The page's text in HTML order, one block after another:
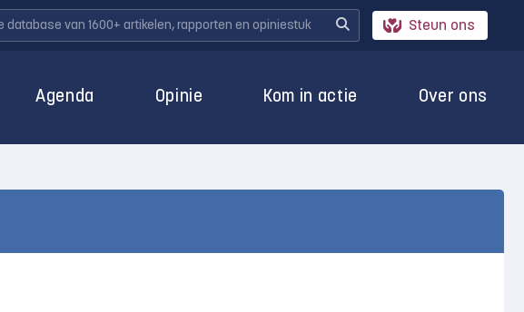
Steun ons
Agenda Opinie Kom in actie Over ons